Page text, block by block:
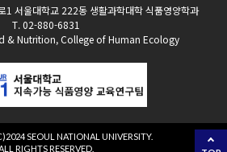
1 서울대학교 222동 생활과학대학 식품영양학과
T. 02-880-6831
& Nutrition, College of Human Ecology
SEOUL NATIONAL UNIVERSITY.
RIGHTS RESERVED.